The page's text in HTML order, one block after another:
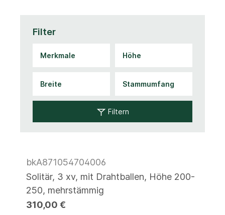
Filter
Filtern
bkA871054704006
Solitär, 3 xv, mit Drahtballen, Höhe 200-
250, mehrstämmig
310,00 €